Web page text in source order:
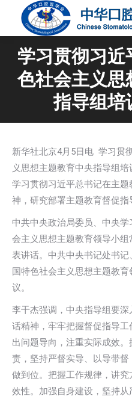
学习贯彻习
色社会主义思
指导组培
新华社北京4月5日电 学习贯
义思想主题教育中央指导组
学习贯彻习近平总书记在主
神，研究部署主题教育督促指
中共中央政治局委员、中央
会主义思想主题教育领导小
表讲话。中共中央书记处书
国特色社会主义思想主题教
议。
李干杰强调，中央指导组要
话精神，牢牢把握督促指导
出问题导向，注重实际成效
责，坚持严督实导、以导带督
做到位。把握工作规律，讲
效性。加强自身建设，坚持